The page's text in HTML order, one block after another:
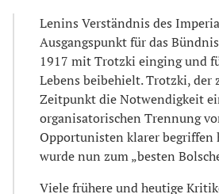
Lenins Verständnis des
Ausgangspunkt für das
1917 mit Trotzki einging und
Lebens beibehielt. Trotzki, der
Zeitpunkt die Notwendigkeit
organisatorischen Trennung
Opportunisten klarer begriffen
wurde nun zum „besten
Viele frühere und heutige